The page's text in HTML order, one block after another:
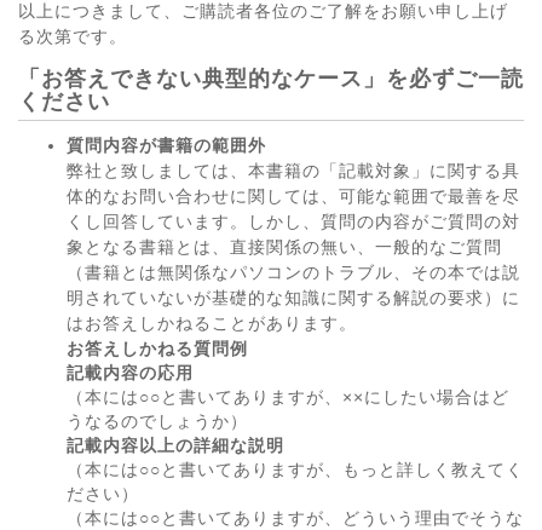
以上につきまして、ご購読者各位のご了解をお願い申し上げ
る次第です。
「お答えできない典型的なケース」を必ずご一読
ください
質問内容が書籍の範囲外
弊社と致しましては、本書籍の「記載対象」に関する具
体的なお問い合わせに関しては、可能な範囲で最善を尽
くし回答しています。しかし、質問の内容がご質問の対
象となる書籍とは、直接関係の無い、一般的なご質問
（書籍とは無関係なパソコンのトラブル、その本では説
明されていないが基礎的な知識に関する解説の要求）に
はお答えしかねることがあります。
お答えしかねる質問例
記載内容の応用
（本には○○と書いてありますが、××にしたい場合はど
うなるのでしょうか）
記載内容以上の詳細な説明
（本には○○と書いてありますが、もっと詳しく教えてく
ださい）
（本には○○と書いてありますが、どういう理由でそうな